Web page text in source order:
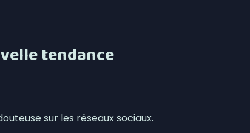
tendance
sur les réseaux sociaux.